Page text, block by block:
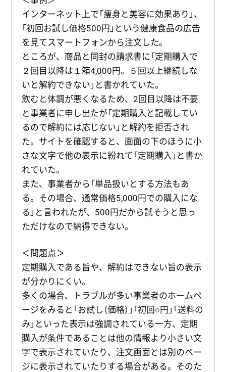
インターネット上で「痩身と美容に効果あり」、
「初回お試し価格500円」という健康食品の広告
を見てスマートフォンから注文した。
ところが、商品と同封の請求書に「定期購入で
２回目以降は１箱4,000円。５回以上継続しな
いと解約できない」と書かれていた。
飲むと体調が悪くなるため、2回目以降は不要
と事業者に申し出たが「定期購入と記載してい
るので解約には応じない」と解約を拒否され
た。サイトを確認すると、画面の下のほうに小
さな文字で他の表示に紛れて「定期購入」と書か
れていた。
また、事業者から「単品扱いとする方法もあ
る。その場合、通常価格5,000円での購入にな
る」と言われたが、500円だから試そうと思っ
ただけなので納得できない。
＜問題点＞
定期購入である旨や、解約はできない旨の表示
が分かりにくい。
多くの場合、トラブルが多い事業者のホームペ
ージをみると「お試し（価格）」「初回○円」「送料の
み」といった表示は強調されている一方、定期
購入が条件であることは他の情報より小さい文
字で表示されていたり、注文画面とは別のペー
ジに表示されていたりする場合がある。そのた